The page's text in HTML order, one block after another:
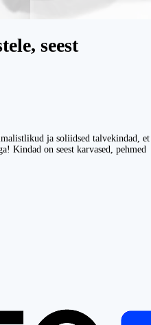
seest
ja soliidsed talvekindad, et
Kindad on seest karvased, pehmed